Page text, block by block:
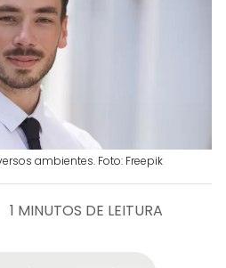
ambientes. Foto: Freepik
1 MINUTOS DE LEITURA